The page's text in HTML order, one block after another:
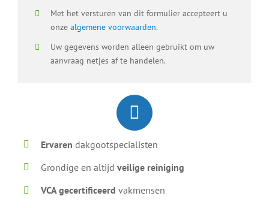
Met het versturen van dit formulier accepteert u
onze algemene voorwaarden.
Uw gegevens worden alleen gebruikt om uw
aanvraag netjes af te handelen.
Ervaren dakgootspecialisten
Grondige en altijdveilige reiniging
VCA gecertificeerdvakmensen